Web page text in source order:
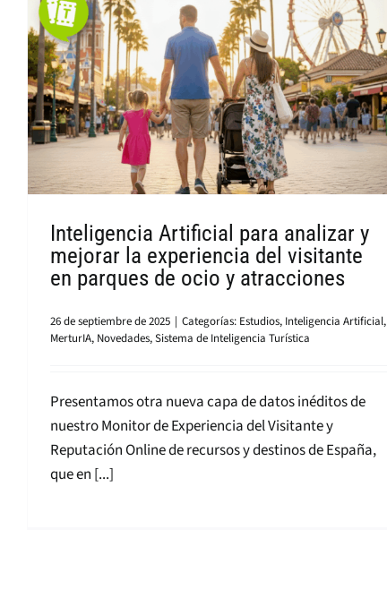
Inteligencia Artificial para analizar y
mejorar la experiencia del visitante
en parques de ocio y atracciones
26 de septiembre de 2025 | Categorías: Estudios, Inteligencia Artificial,
MerturIA, Novedades,Sistema de Inteligencia Turística
Presentamos otra nueva capa de datos inéditos de
nuestro Monitor de Experiencia del Visitante y
Reputación Online de recursos y destinos de España,
que en [...]